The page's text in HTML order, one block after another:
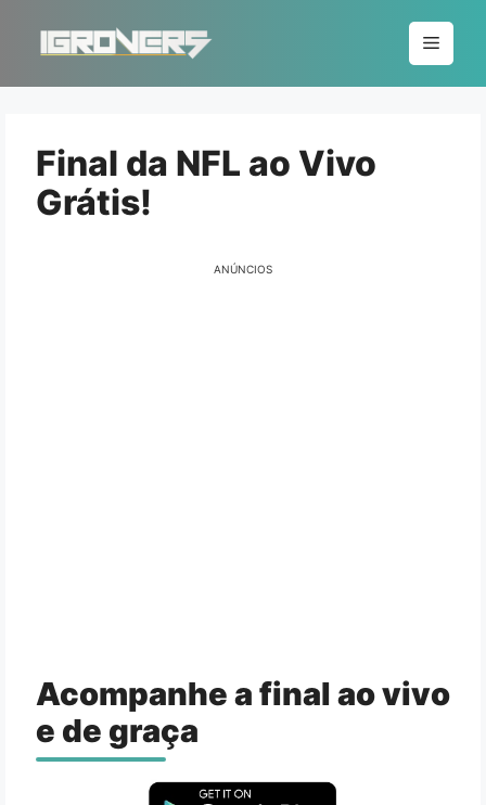
conteúdo
Menu
Final da NFL ao Vivo
Grátis!
ANÚNCIOS
Acompanhe a final ao vivo
e de graça